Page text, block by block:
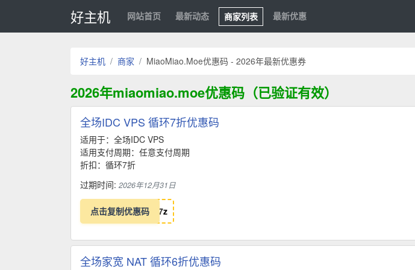
好主机 网站首页 最新动态 商家列表 最新优惠
好主机 商家 MiaoMiao.Moe优惠码 - 2026年最新优惠券
2026年miaomiao.moe优惠码（已验证有效）
全场IDC VPS 循环7折优惠码
适用于：全场IDC VPS
适用支付周期：任意支付周期
折扣：循环7折
过期时间: 2026年12月31日
点击复制优惠码 7z
全场家宽 NAT 循环6折优惠码